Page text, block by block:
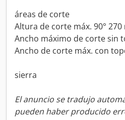
áreas de corte
Altura de corte máx. 90° 270
Ancho máximo de corte sin
Ancho de corte máx. con
sierra
El anuncio se tradujo
pueden haber producido